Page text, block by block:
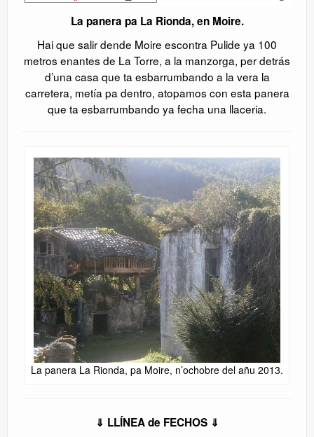
La panera pa La Rionda, en Moire.
Hai que salir dende Moire escontra Pulide ya 100
metros enantes de La Torre, a la manzorga, per detrás
d’una casa que ta esbarrumbando a la vera la
carretera, metía pa dentro, atopamos con esta panera
que ta esbarrumbando ya fecha una llaceria.
La panera La Rionda, pa Moire, n’ochobre del añu 2013.
⇓ LLÍNEA de FECHOS ⇓